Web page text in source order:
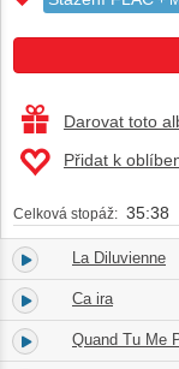
Darovat toto
Přidat k
Celková stopáž: 35:38
1. La Diluvienne
2. Ca ira
3. Quand Tu Me